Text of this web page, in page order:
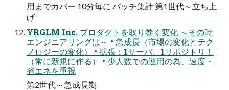
用までカバー 10分毎に バッチ集計 第1世代～立ち上
げ
YRGLM Inc. プロダクトを取り巻く変化 ～その時
エンジニアリングは～ • 急成長（市場の変化とテク
ノロジーの変化） • 拡張：1サーバ、1リポジトリ！
（常に新規に作る） • 少人数での運用の為、速度・
省エネを重視
第2世代～急成長期